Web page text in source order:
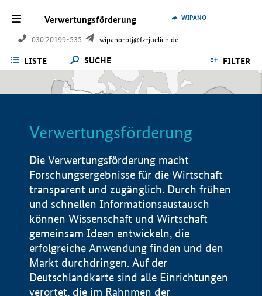
Verwertungsförderung
030 20199-535 wipano-ptj@fz-juelich.de
WIPANO
LISTE SUCHE FILTER
Verwertungsförderung
Die Verwertungsförderung macht
Forschungsergebnisse für die Wirtschaft
transparent und zugänglich. Durch frühen
und schnellen Informationsaustausch
können Wissenschaft und Wirtschaft
gemeinsam Ideen entwickeln, die
erfolgreiche Anwendung finden und den
Markt durchdringen. Auf der
Deutschlandkarte sind alle Einrichtungen
verortet, die im Rahnmen der